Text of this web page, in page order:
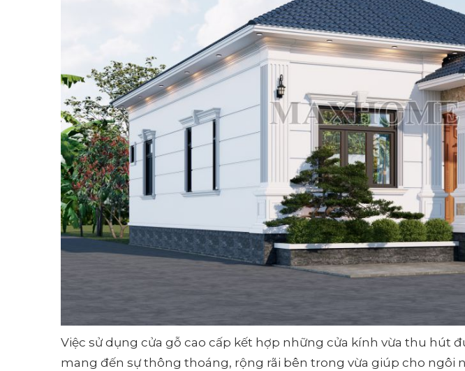
Việc sử dụng cửa gỗ cao cấp kết hợp những cửa kính vừa thu hút
mang đến sự thông thoáng, rộng rãi bên trong vừa giúp cho ngôi